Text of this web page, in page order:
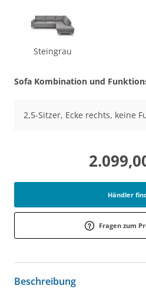
Steingrau
Sofa Kombination und
2,5-Sitzer, Ecke rechts, keine
Händler
Fragen zum
Beschreibung